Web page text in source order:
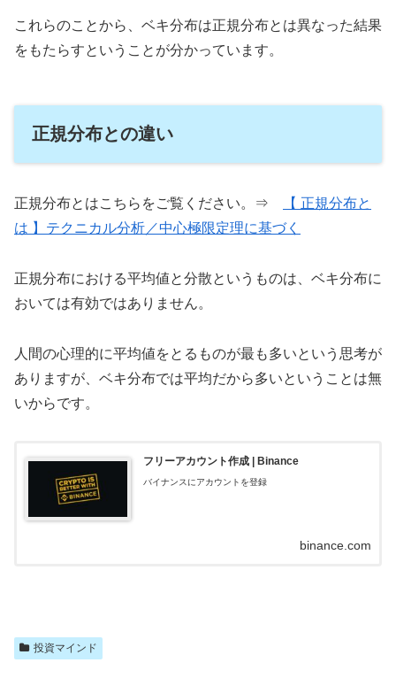
これらのことから、ベキ分布は正規分布とは異なった結果
をもたらすということが分かっています。
正規分布との違い
正規分布とはこちらをご覧ください。⇒
【 正規分布と
は 】テクニカル分析／中心極限定理に基づく
正規分布における平均値と分散というものは、ベキ分布に
おいては有効ではありません。
人間の心理的に平均値をとるものが最も多いという思考が
ありますが、ベキ分布では平均だから多いということは無
いからです。
フリーアカウント作成 | Binance
バイナンスにアカウントを登録
binance.com
投資マインド